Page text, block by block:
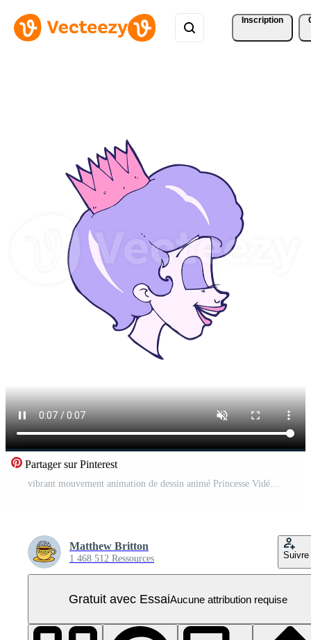
Inscription
Partager sur Pinterest
vibrant mouvement animation de dessin animé Princesse Vidéo Pro
Matthew Britton
1 468 512 Ressources Suivre
Gratuit avec EssaiAucune attribution requise